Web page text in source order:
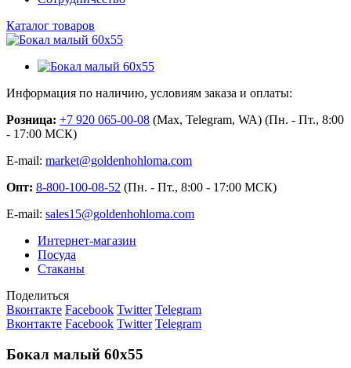
Каталог товаров
Информация по наличию, условиям заказа и оплаты:
Розница: +7 920 065-00-08 (Max, Telegram, WA) (Пн. - Пт., 8:00
- 17:00 МСК)
E-mail: market@goldenhohloma.com
Опт: 8-800-100-08-52 (Пн. - Пт., 8:00 - 17:00 МСК)
E-mail: sales15@goldenhohloma.com
Интернет-магазин
Посуда
Стаканы
Поделиться
Вконтакте Facebook Twitter Telegram
Вконтакте Facebook Twitter Telegram
Бокал малый 60х55